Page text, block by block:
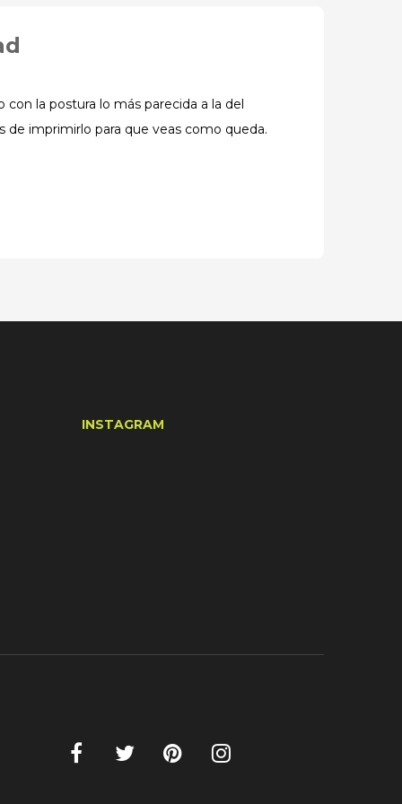
la postura lo más parecida a la del
imprimirlo para que veas como queda.
INSTAGRAM